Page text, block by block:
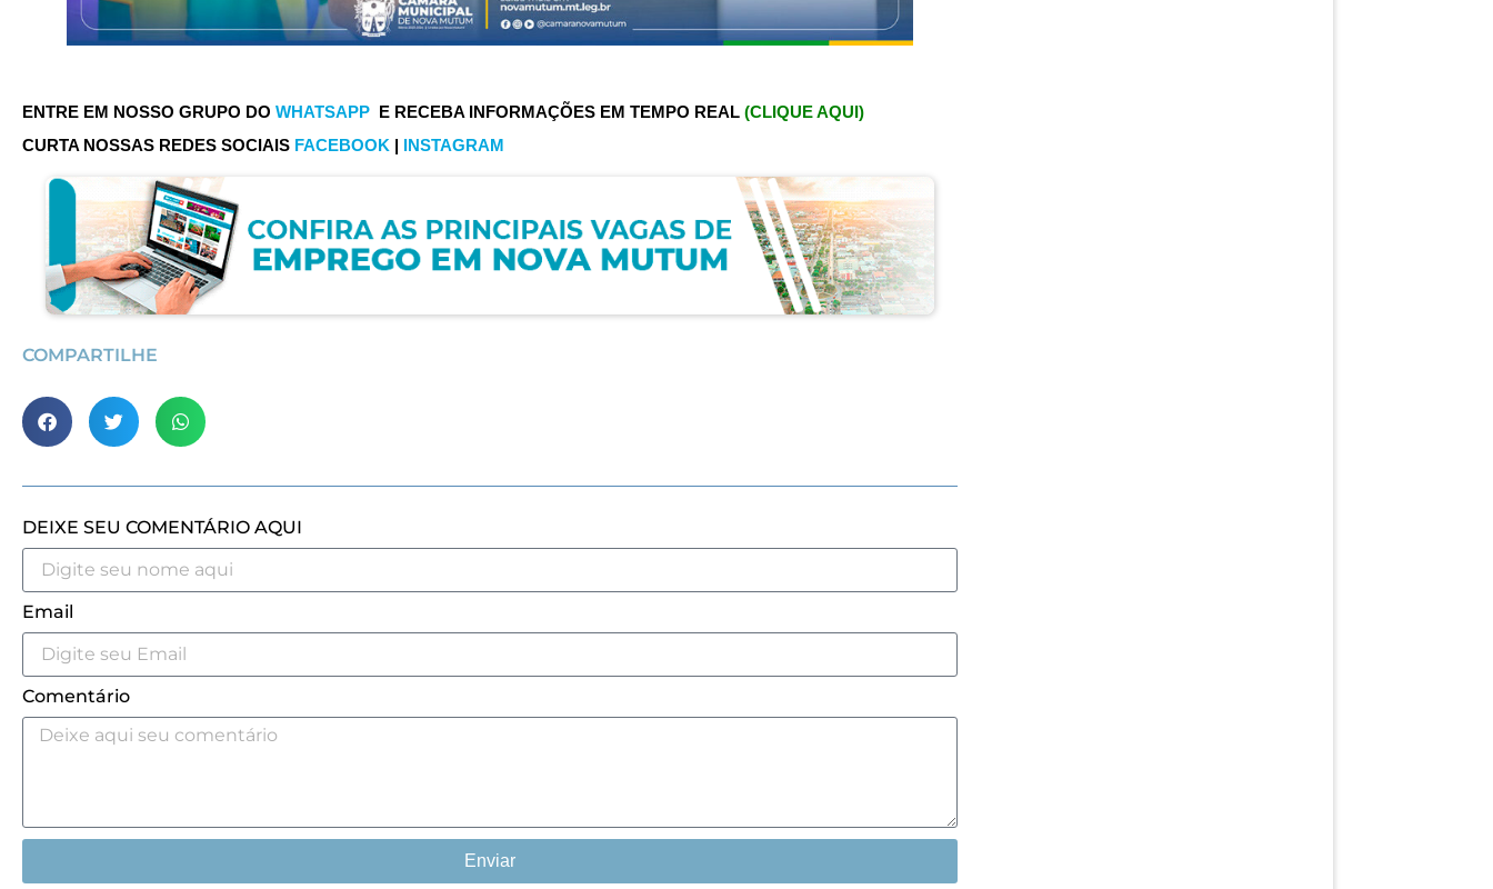
ENTRE EM NOSSO GRUPO DO WHATSAPP E RECEBA INFORMAÇÕES EM TEMPO REAL (CLIQUE AQUI)
CURTA NOSSAS REDES SOCIAIS FACEBOOK | INSTAGRAM
COMPARTILHE
DEIXE SEU COMENTÁRIO AQUI
Email
Comentário
Enviar